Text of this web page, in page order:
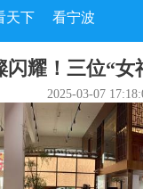
天下 看宁波
闪耀！三位“女
2025-03-07